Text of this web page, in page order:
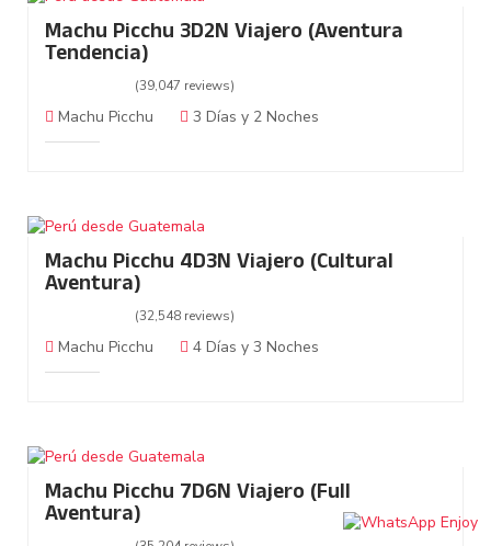
Machu Picchu 3D2N Viajero (Aventura
Tendencia)
(39,047 reviews)
Machu Picchu 3 Días y 2 Noches
Machu Picchu 4D3N Viajero (Cultural
Aventura)
(32,548 reviews)
Machu Picchu 4 Días y 3 Noches
Machu Picchu 7D6N Viajero (Full
Aventura)